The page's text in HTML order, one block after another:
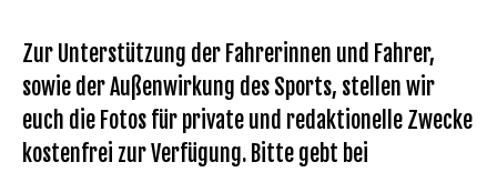
Zur Unterstützung der Fahrerinnen und Fahrer,
sowie der Außenwirkung des Sports, stellen wir
euch die Fotos für private und redaktionelle Zwecke
kostenfrei zur Verfügung. Bitte gebt bei